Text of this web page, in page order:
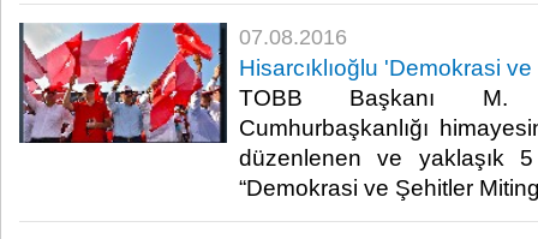
07.08.2016
Hisarcıklıoğlu 'Demokrasi ve
TOBB Başkanı M.
Cumhurbaşkanlığı
düzenlenen ve yaklaşık 5
“Demokrasi ve Şehitler